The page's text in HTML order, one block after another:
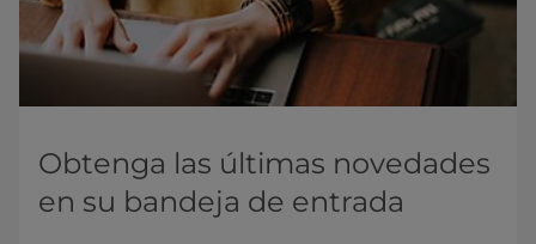
Obtenga las últimas novedades
en su bandeja de entrada